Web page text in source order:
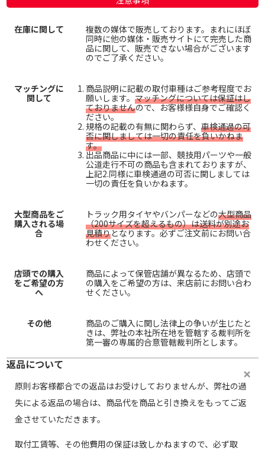
在庫に関して
複数の媒体で販売しております。まれにほぼ
同時に他の媒体・販売サイトにて完売した商
品に関して、販売できない場合がございます
のでご了承ください。
マッチングに
関して
商品説明に記載の取付車種はご参考程度でお
願いします。 マッチングについては保証はし
ておりませんので、お客様様自身でご確認く
ださい。
規格の記載の有無に関わらず、 車検通過の可
否に関しましては一切の責任を負いかねま
す。
出品商品に中には一部、競技用パーツや一般
公道走行不可の商品も含まれておりますが、
上記2.同様に車検通過の可否に関しましては
一切の責任を負いかねます。
大型商品をご
購入される場
合
トラック用タイヤやバンパーなどの大型商品
（200サイズを超えるもの）は送料が別途お
見積りとなります。必ずご注文前にお問い合
わせください。
店頭での購入
をご希望の方
へ
商品によって保管店舗が異なるため、店頭で
の購入をご希望の方は、来店前にお問い合わ
せください。
その他
商品のご購入に関し法律上の争いが生じたと
きは、弊社の本社所在地を管轄する裁判所を
第一審の専属的合意管轄裁判所とします。
返品について
原則お客様都合での返品はお受けしておりませんが、弊社の過
失による返品の場合は、商品代を商品と引き換えをもってご返
金させていただきます。
取付工賃等、その他費用の保証は致しかねますので、必ず取